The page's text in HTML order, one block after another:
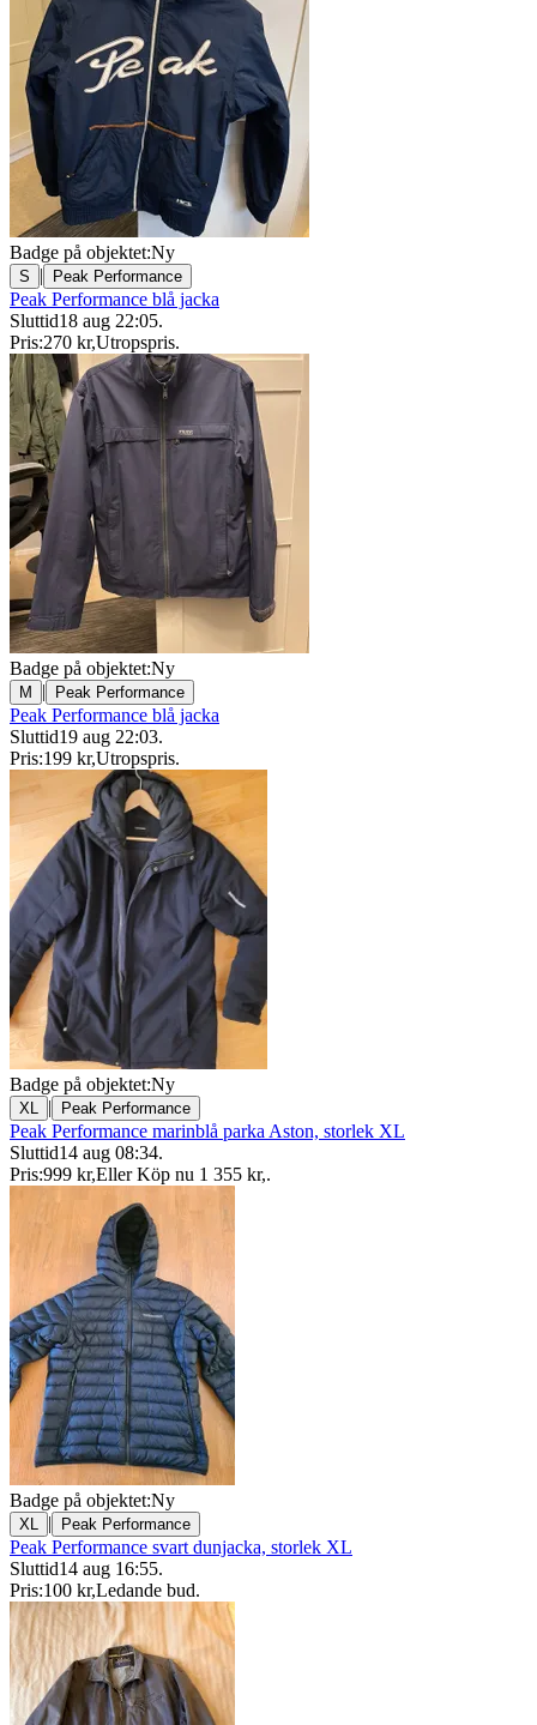
Badge på objektet:Ny
S | Peak Performance
Peak Performance blå jacka
Sluttid18 aug 22:05.
Pris:270 kr,Utropspris.
Badge på objektet:Ny
M | Peak Performance
Peak Performance blå jacka
Sluttid19 aug 22:03.
Pris:199 kr,Utropspris.
Badge på objektet:Ny
XL | Peak Performance
Peak Performance marinblå parka Aston, storlek XL
Sluttid14 aug 08:34.
Pris:999 kr,Eller Köp nu 1 355 kr,.
Badge på objektet:Ny
XL | Peak Performance
Peak Performance svart dunjacka, storlek XL
Sluttid14 aug 16:55.
Pris:100 kr,Ledande bud.